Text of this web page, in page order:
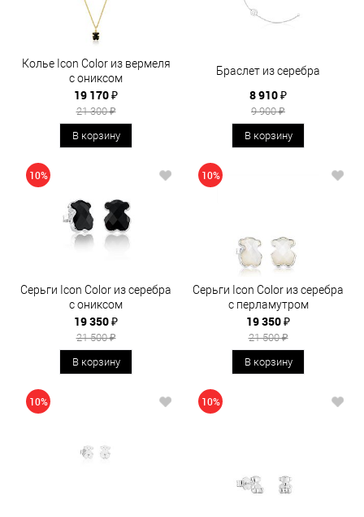
Колье Icon Color из вермеля
с ониксом
19 170 ₽
21 300 ₽
В корзину
Браслет из серебра
8 910 ₽
9 900 ₽
В корзину
10%
Серьги Icon Color из серебра
с ониксом
19 350 ₽
21 500 ₽
В корзину
10%
Серьги Icon Color из серебра
с перламутром
19 350 ₽
21 500 ₽
В корзину
10% 10%